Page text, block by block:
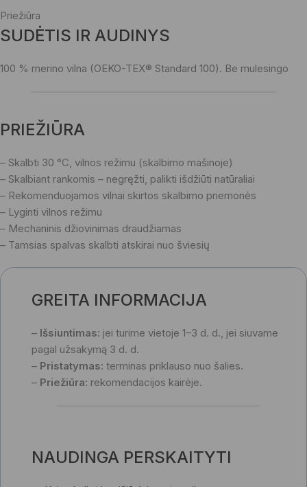
Priežiūra
SUDĖTIS IR AUDINYS
100 % merino vilna (OEKO-TEX® Standard 100). Be mulesingo
PRIEŽIŪRA
– Skalbti 30 °C, vilnos režimu (skalbimo mašinoje)
– Skalbiant rankomis – negręžti, palikti išdžiūti natūraliai
– Rekomenduojamos vilnai skirtos skalbimo priemonės
– Lyginti vilnos režimu
– Mechaninis džiovinimas draudžiamas
– Tamsias spalvas skalbti atskirai nuo šviesių
GREITA INFORMACIJA
– Išsiuntimas: jei turime vietoje 1–3 d. d., jei siuvame
pagal užsakymą 3 d. d.
– Pristatymas: terminas priklauso nuo šalies.
– Priežiūra: rekomendacijos kairėje.
NAUDINGA PERSKAITYTI